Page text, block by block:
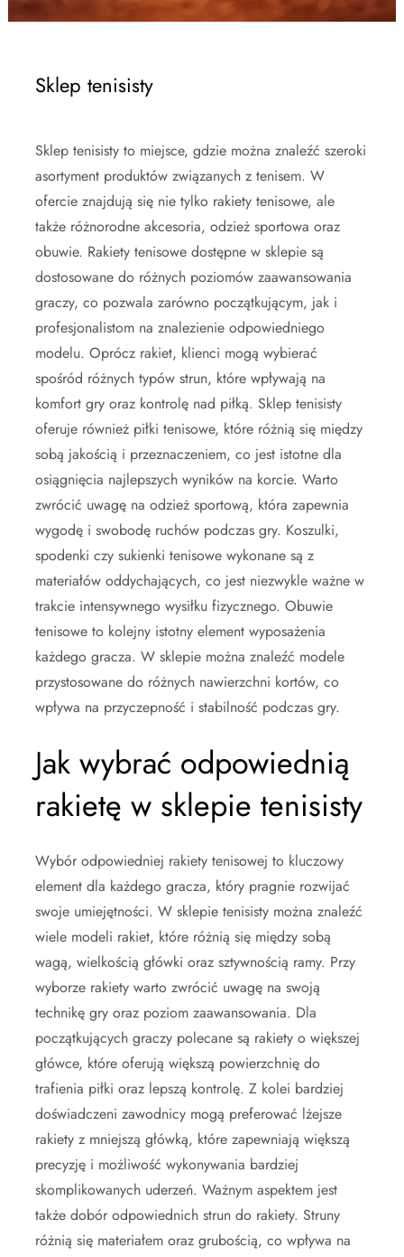
Sklep tenisisty
Sklep tenisisty to miejsce, gdzie można znaleźć szeroki
asortyment produktów związanych z tenisem. W
ofercie znajdują się nie tylko rakiety tenisowe, ale
także różnorodne akcesoria, odzież sportowa oraz
obuwie. Rakiety tenisowe dostępne w sklepie są
dostosowane do różnych poziomów zaawansowania
graczy, co pozwala zarówno początkującym, jak i
profesjonalistom na znalezienie odpowiedniego
modelu. Oprócz rakiet, klienci mogą wybierać
spośród różnych typów strun, które wpływają na
komfort gry oraz kontrolę nad piłką. Sklep tenisisty
oferuje również piłki tenisowe, które różnią się między
sobą jakością i przeznaczeniem, co jest istotne dla
osiągnięcia najlepszych wyników na korcie. Warto
zwrócić uwagę na odzież sportową, która zapewnia
wygodę i swobodę ruchów podczas gry. Koszulki,
spodenki czy sukienki tenisowe wykonane są z
materiałów oddychających, co jest niezwykle ważne w
trakcie intensywnego wysiłku fizycznego. Obuwie
tenisowe to kolejny istotny element wyposażenia
każdego gracza. W sklepie można znaleźć modele
przystosowane do różnych nawierzchni kortów, co
wpływa na przyczepność i stabilność podczas gry.
Jak wybrać odpowiednią
rakietę w sklepie tenisisty
Wybór odpowiedniej rakiety tenisowej to kluczowy
element dla każdego gracza, który pragnie rozwijać
swoje umiejętności. W sklepie tenisisty można znaleźć
wiele modeli rakiet, które różnią się między sobą
wagą, wielkością główki oraz sztywnością ramy. Przy
wyborze rakiety warto zwrócić uwagę na swoją
technikę gry oraz poziom zaawansowania. Dla
początkujących graczy polecane są rakiety o większej
główce, które oferują większą powierzchnię do
trafienia piłki oraz lepszą kontrolę. Z kolei bardziej
doświadczeni zawodnicy mogą preferować lżejsze
rakiety z mniejszą główką, które zapewniają większą
precyzję i możliwość wykonywania bardziej
skomplikowanych uderzeń. Ważnym aspektem jest
także dobór odpowiednich strun do rakiety. Struny
różnią się materiałem oraz grubością, co wpływa na